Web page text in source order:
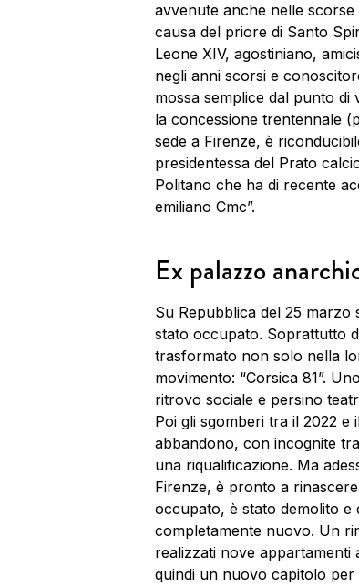
avvenute anche nelle
causa del priore di Santo
Leone XIV, agostiniano,
negli anni scorsi e
mossa semplice dal punto di
la concessione trentennale
sede a Firenze, è
presidentessa del Prato
Politano che ha di recente
emiliano Cmc”.
Ex palazzo
Su Repubblica del 25 marzo
stato occupato. Soprattutto
trasformato non solo nella
movimento: “Corsica 81”.
ritrovo sociale e persino
Poi gli sgomberi tra il 2022 e
abbandono, con incognite
una riqualificazione. Ma
Firenze, è pronto a
occupato, è stato demolito e
completamente nuovo. Un
realizzati nove appartamenti
quindi un nuovo capitolo per